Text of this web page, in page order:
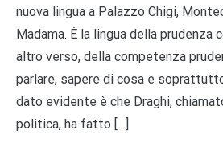
nuova lingua a Palazzo Chigi,
Madama. È la lingua della prudenza
altro verso, della competenza
parlare, sapere di cosa e
dato evidente è che Draghi,
politica, ha fatto […]